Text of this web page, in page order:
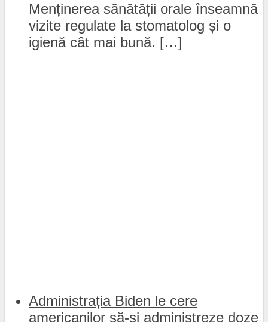
Menținerea sănătății orale înseamnă
vizite regulate la stomatolog și o
igienă cât mai bună. […]
Administrația Biden le cere
americanilor să-și administreze doze